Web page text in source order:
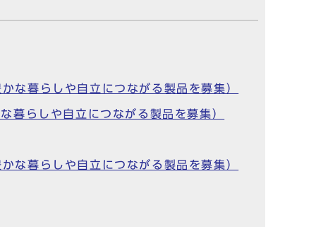
な暮らしや自立につながる製品を募集）
暮らしや自立につながる製品を募集）
な暮らしや自立につながる製品を募集）